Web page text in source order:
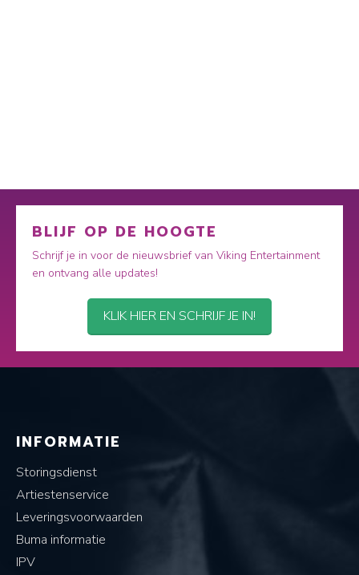
BLIJF OP DE HOOGTE
Schrijf je in voor de nieuwsbrief van Viking Entertainment
en ontvang alle updates!
KLIK HIER EN SCHRIJF JE IN!
INFORMATIE
Storingsdienst
Artiestenservice
Leveringsvoorwaarden
Buma informatie
IPV